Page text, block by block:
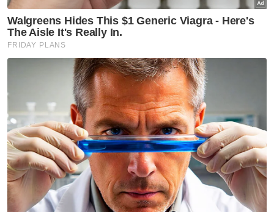
Semalam, polis mengesahkan empat
termasuk seorang kanak-kanak perempuan
berusia 10 tahun maut dalam kemalangan
melibatkan lima kenderaan di Jalan Johor
Bahru-Ayer Hitam, Simpang Renggam.